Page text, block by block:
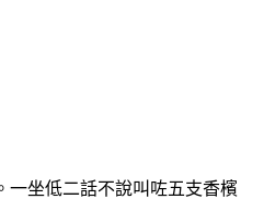
一坐低二話不說叫咗五支香檳